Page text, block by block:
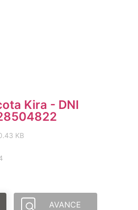
Kira - DNI
KB
AVANCE